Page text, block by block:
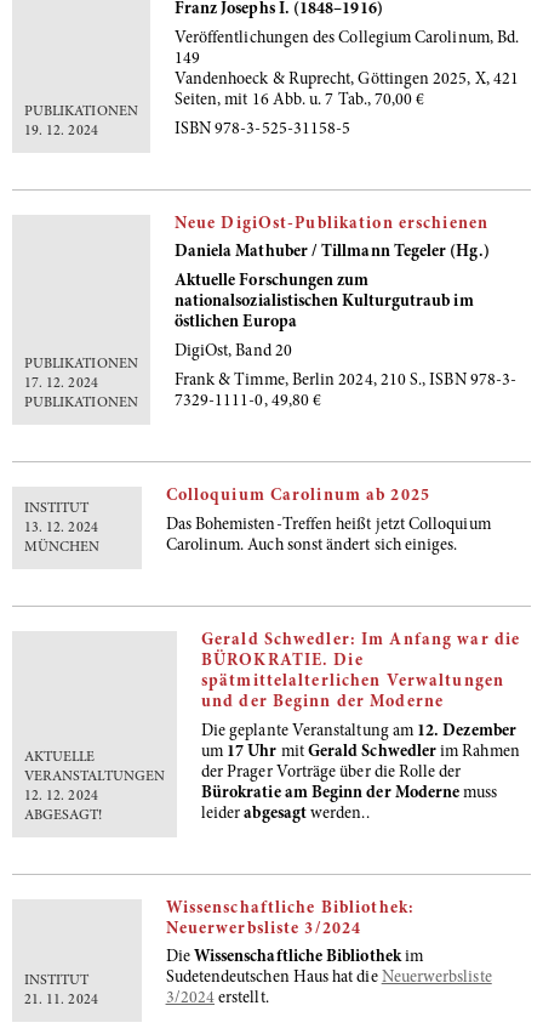
PUBLIKATIONEN
19. 12. 2024
Franz Josephs I. (1848–1916)
Veröffentlichungen des Collegium Carolinum, Bd.
149
Vandenhoeck & Ruprecht, Göttingen 2025, X, 421
Seiten, mit 16 Abb. u. 7 Tab., 70,00 €
ISBN 978-3-525-31158-5
PUBLIKATIONEN
17. 12. 2024
PUBLIKATIONEN
Neue DigiOst-Publikation erschienen
Daniela Mathuber / Tillmann Tegeler (Hg.)
Aktuelle Forschungen zum
nationalsozialistischen Kulturgutraub im
östlichen Europa
DigiOst, Band 20
Frank & Timme, Berlin 2024, 210 S., ISBN 978-3-
7329-1111-0, 49,80 €
INSTITUT
13. 12. 2024
MÜNCHEN
Colloquium Carolinum ab 2025
Das Bohemisten-Treffen heißt jetzt Colloquium
Carolinum. Auch sonst ändert sich einiges.
AKTUELLE
VERANSTALTUNGEN
12. 12. 2024
ABGESAGT!
Gerald Schwedler: Im Anfang war die
BÜROKRATIE. Die
spätmittelalterlichen Verwaltungen
und der Beginn der Moderne
Die geplante Veranstaltung am 12. Dezember
um 17 Uhr mit Gerald Schwedler im Rahmen
der Prager Vorträge über die Rolle der
Bürokratie am Beginn der Moderne muss
leiderabgesagtwerden..
INSTITUT
21. 11. 2024
Wissenschaftliche Bibliothek:
Neuerwerbsliste 3/2024
Die Wissenschaftliche Bibliothekim
Sudetendeutschen Haus hat die Neuerwerbsliste
3/2024erstellt.